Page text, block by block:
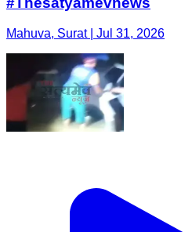
Mahuva, Surat | Jul 31, 2026